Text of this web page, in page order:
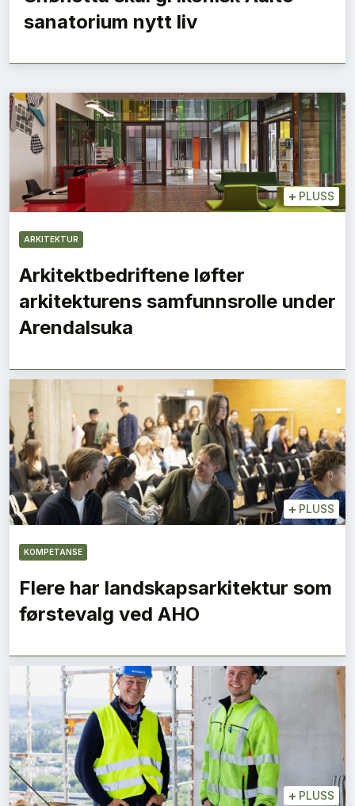
sanatorium nytt liv
+ PLUSS
ARKITEKTUR
Arkitektbedriftene løfter
arkitekturens samfunnsrolle under
Arendalsuka
+ PLUSS
KOMPETANSE
Flere har landskapsarkitektur som
førstevalg ved AHO
+ PLUSS